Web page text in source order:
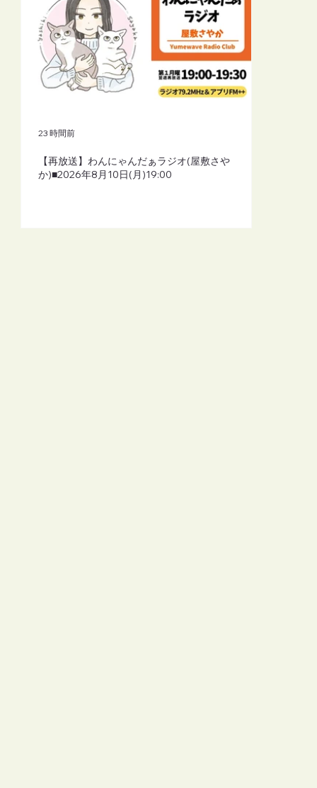
【再放送】わんにゃんだぁラジオ(屋敷さや
か)■2026年8月10日(月)19:00
23 時間前